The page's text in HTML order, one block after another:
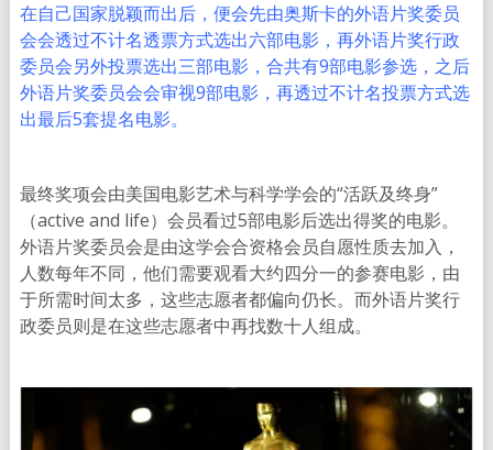
在自己国家脱颖而出后，便会先由奥斯卡的外语片奖委员
会会透过不计名透票方式选出六部电影，再外语片奖行政
委员会另外投票选出三部电影，合共有9部电影参选，之后
外语片奖委员会会审视9部电影，再透过不计名投票方式选
出最后5套提名电影。
最终奖项会由美国电影艺术与科学学会的“活跃及终身”
（active and life）会员看过5部电影后选出得奖的电影。
外语片奖委员会是由这学会合资格会员自愿性质去加入，
人数每年不同，他们需要观看大约四分一的参赛电影，由
于所需时间太多，这些志愿者都偏向仍长。而外语片奖行
政委员则是在这些志愿者中再找数十人组成。